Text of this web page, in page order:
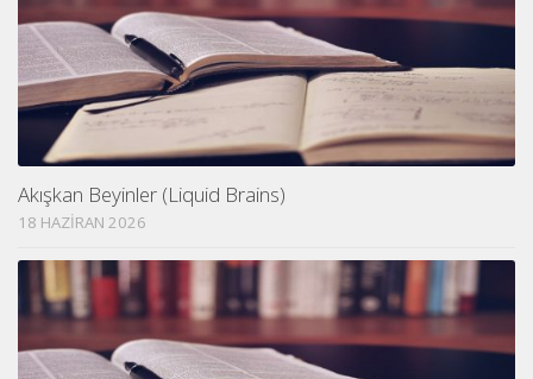
Akışkan Beyinler (Liquid Brains)
18 HAZIRAN 2026